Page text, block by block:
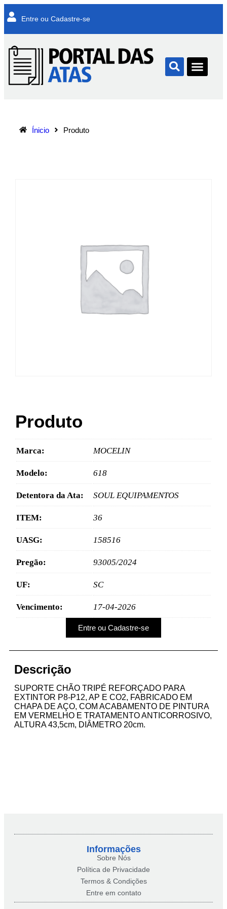
Entre ou Cadastre-se
Ínicio Produto
Produto
Marca: MOCELIN
Modelo: 618
Detentora da Ata: SOUL EQUIPAMENTOS
ITEM: 36
UASG: 158516
Pregão: 93005/2024
UF: SC
Vencimento: 17-04-2026
Entre ou Cadastre-se
Descrição
SUPORTE CHÃO TRIPÉ REFORÇADO PARA
EXTINTOR P8-P12, AP E CO2, FABRICADO EM
CHAPA DE AÇO, COM ACABAMENTO DE PINTURA
EM VERMELHO E TRATAMENTO ANTICORROSIVO,
ALTURA 43,5cm, DIÂMETRO 20cm.
Informações
Sobre Nós
Política de Privacidade
Termos & Condições
Entre em contato